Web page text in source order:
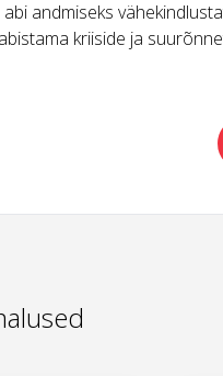
andmiseks
kriiside ja